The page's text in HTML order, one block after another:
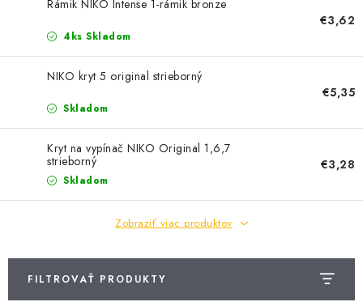
ELEKTRICKÉ VYKUROVANIE A VENTILÁCIA
NÁRADIE A KOTVIACI MATERIÁL
SVIETIDLÁ A SVETELNÉ ZDROJE
ÚLOŽNÝ MATERIÁL
Rámik NIKO Intense 1-rámik bronze
4ks Skladom
€3,62
NIKO kryt 5 original strieborný
Skladom
€5,35
Kryt na vypínač NIKO Original 1,6,7
strieborný
Skladom
€3,28
Zobraziť viac produktov
FILTROVAŤ PRODUKTY